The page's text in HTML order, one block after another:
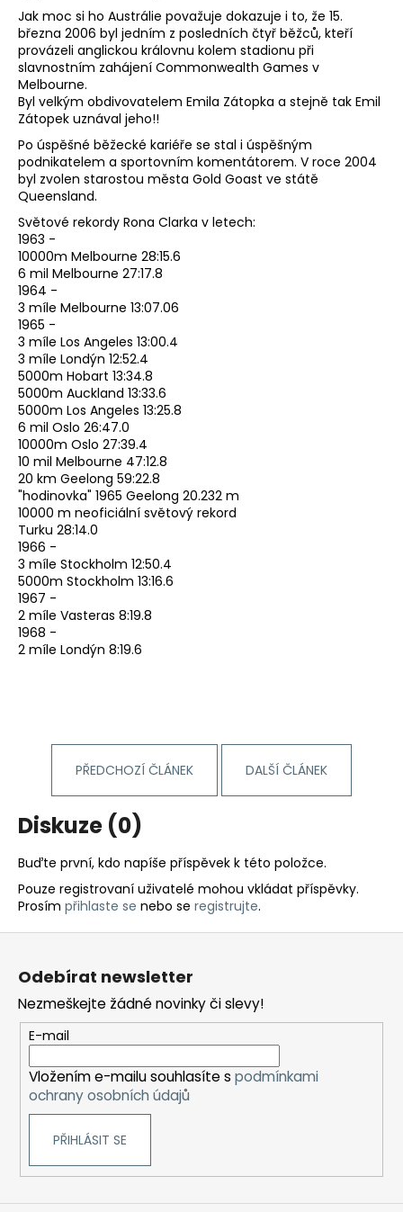
Jak moc si ho Austrálie považuje dokazuje i to, že 15.
března 2006 byl jedním z posledních čtyř běžců, kteří
provázeli anglickou královnu kolem stadionu při
slavnostním zahájení Commonwealth Games v
Melbourne.
Byl velkým obdivovatelem Emila Zátopka a stejně tak Emil
Zátopek uznával jeho!!
Po úspěšné běžecké kariéře se stal i úspěšným
podnikatelem a sportovním komentátorem. V roce 2004
byl zvolen starostou města Gold Goast ve státě
Queensland.
Světové rekordy Rona Clarka v letech:
1963 -
10000m Melbourne 28:15.6
6 mil Melbourne 27:17.8
1964 -
3 míle Melbourne 13:07.06
1965 -
3 míle Los Angeles 13:00.4
3 míle Londýn 12:52.4
5000m Hobart 13:34.8
5000m Auckland 13:33.6
5000m Los Angeles 13:25.8
6 mil Oslo 26:47.0
10000m Oslo 27:39.4
10 mil Melbourne 47:12.8
20 km Geelong 59:22.8
"hodinovka" 1965 Geelong 20.232 m
10000 m neoficiální světový rekord
Turku 28:14.0
1966 -
3 míle Stockholm 12:50.4
5000m Stockholm 13:16.6
1967 -
2 míle Vasteras 8:19.8
1968 -
2 míle Londýn 8:19.6
PŘEDCHOZÍ ČLÁNEK DALŠÍ ČLÁNEK
Diskuze (0)
Buďte první, kdo napíše příspěvek k této položce.
Pouze registrovaní uživatelé mohou vkládat příspěvky.
Prosím přihlaste se nebo se registrujte.
Odebírat newsletter
Nezmeškejte žádné novinky či slevy!
E-mail
Vložením e-mailu souhlasíte s podmínkami
ochrany osobních údajů
PŘIHLÁSIT SE